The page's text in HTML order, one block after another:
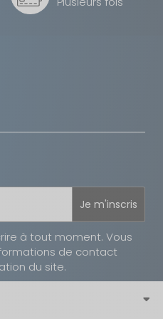
équipement, tout en
Je m'inscris
à tout moment. Vous
de contact
du site.